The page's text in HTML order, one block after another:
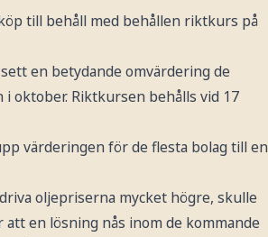
till behåll med behållen riktkurs på
en betydande omvärdering de
oktober. Riktkursen behålls vid 17
värderingen för de flesta bolag till en
oljepriserna mycket högre, skulle
en lösning nås inom de kommande